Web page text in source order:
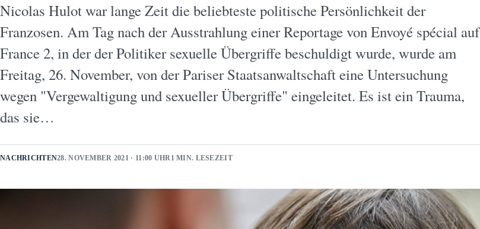
Nicolas Hulot war lange Zeit die beliebteste politische Persönlichkeit der
Franzosen. Am Tag nach der Ausstrahlung einer Reportage von Envoyé spécial auf
France 2, in der der Politiker sexuelle Übergriffe beschuldigt wurde, wurde am
Freitag, 26. November, von der Pariser Staatsanwaltschaft eine Untersuchung
wegen "Vergewaltigung und sexueller Übergriffe" eingeleitet. Es ist ein Trauma,
das sie…
NACHRICHTEN28. NOVEMBER 2021 · 11:00 UHR 1 MIN. LESEZEIT